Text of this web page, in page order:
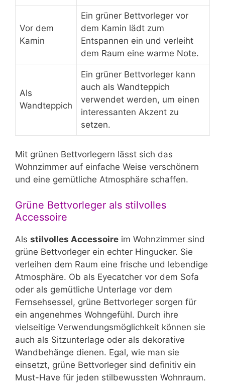
Vor dem
Kamin
Ein grüner Bettvorleger vor
dem Kamin lädt zum
Entspannen ein und verleiht
dem Raum eine warme Note.
Als
Wandteppich
Ein grüner Bettvorleger kann
auch als Wandteppich
verwendet werden, um einen
interessanten Akzent zu
setzen.
Mit grünen Bettvorlegern lässt sich das
Wohnzimmer auf einfache Weise verschönern
und eine gemütliche Atmosphäre schaffen.
Grüne Bettvorleger als stilvolles
Accessoire
Als stilvolles Accessoire im Wohnzimmer sind
grüne Bettvorleger ein echter Hingucker. Sie
verleihen dem Raum eine frische und lebendige
Atmosphäre. Ob als Eyecatcher vor dem Sofa
oder als gemütliche Unterlage vor dem
Fernsehsessel, grüne Bettvorleger sorgen für
ein angenehmes Wohngefühl. Durch ihre
vielseitige Verwendungsmöglichkeit können sie
auch als Sitzunterlage oder als dekorative
Wandbehänge dienen. Egal, wie man sie
einsetzt, grüne Bettvorleger sind definitiv ein
Must-Have für jeden stilbewussten Wohnraum.